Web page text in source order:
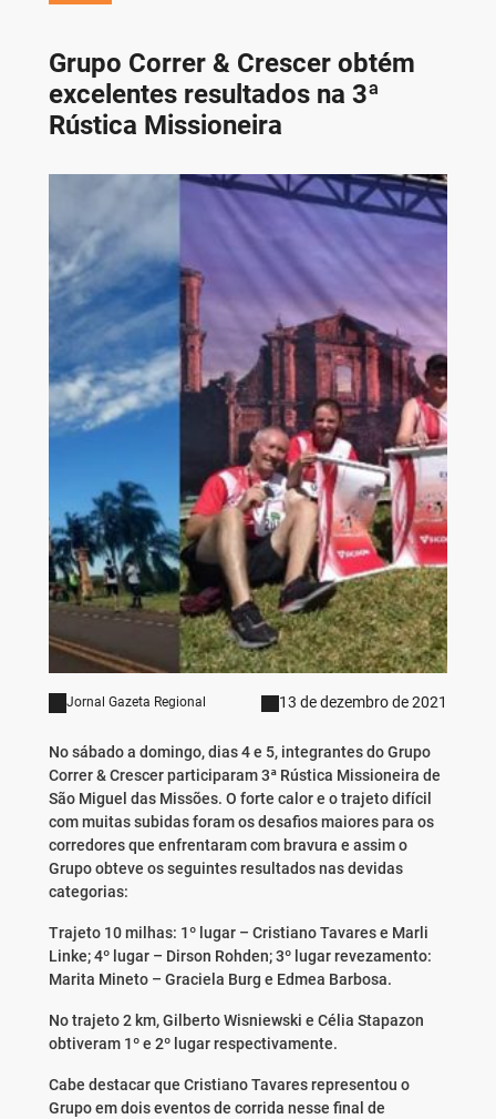
Grupo Correr & Crescer obtém
excelentes resultados na 3ª
Rústica Missioneira
Jornal Gazeta Regional 13 de dezembro de 2021
No sábado a domingo, dias 4 e 5, integrantes do Grupo
Correr & Crescer participaram 3ª Rústica Missioneira de
São Miguel das Missões. O forte calor e o trajeto difícil
com muitas subidas foram os desafios maiores para os
corredores que enfrentaram com bravura e assim o
Grupo obteve os seguintes resultados nas devidas
categorias:
Trajeto 10 milhas: 1º lugar – Cristiano Tavares e Marli
Linke; 4º lugar – Dirson Rohden; 3º lugar revezamento:
Marita Mineto – Graciela Burg e Edmea Barbosa.
No trajeto 2 km, Gilberto Wisniewski e Célia Stapazon
obtiveram 1º e 2º lugar respectivamente.
Cabe destacar que Cristiano Tavares representou o
Grupo em dois eventos de corrida nesse final de